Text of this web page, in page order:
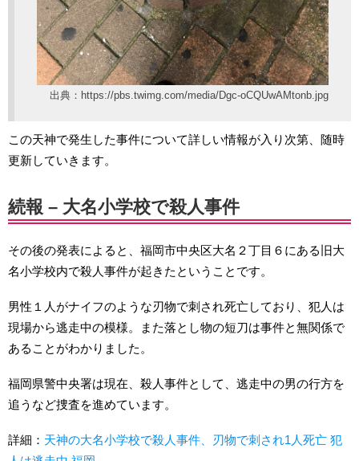
出典：https://pbs.twimg.com/media/Dgc-oCQUwAMtonb.jpg
この天神で発生した事件について詳しい情報が入り次第、随時
更新していきます。
続報 – 大名小学校で殺人事件
その後の発表によると、福岡市中央区大名２丁目６にある旧大
名小学校内で殺人事件が起きたということです。
男性１人がナイフのような刃物で刺され死亡しており、犯人は
現場から逃走中の模様。また落とし物の短刀は事件と無関係で
あることがわかりました。
福岡県警中央署は現在、殺人事件として、逃走中の男の行方を
追うなど捜査を進めています。
詳細： 天神の大名小学校で殺人事件、刃物で刺され1人死亡 犯